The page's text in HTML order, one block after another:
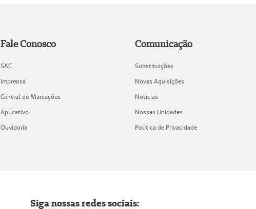
Fale Conosco
SAC
Imprensa
Central de Marcações
Aplicativo
Ouvidoria
Comunicação
Substituições
Novas Aquisições
Notícias
Nossas Unidades
Política de Privacidade
Siga nossas redes sociais: